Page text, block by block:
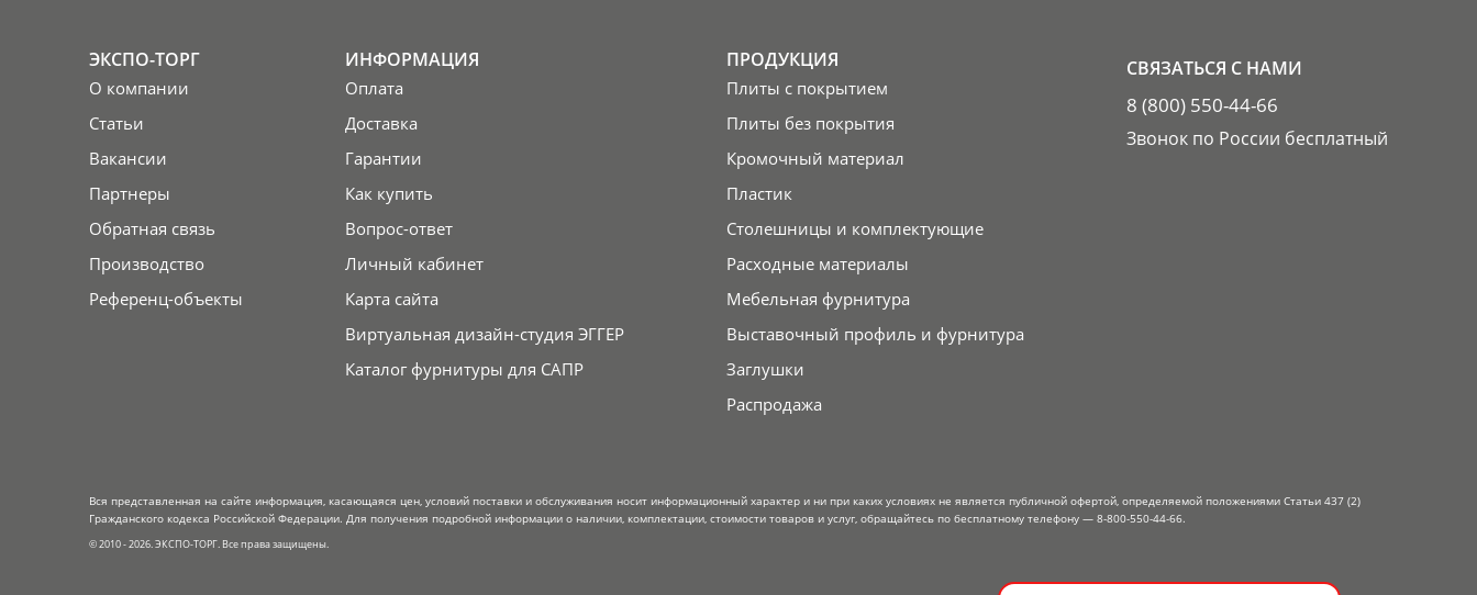
ЭКСПО-ТОРГ
О компании
Статьи
Вакансии
Партнеры
Обратная связь
Производство
Референц-объекты
ИНФОРМАЦИЯ
Оплата
Доставка
Гарантии
Как купить
Вопрос-ответ
Личный кабинет
Карта сайта
Виртуальная дизайн-студия ЭГГЕР
Каталог фурнитуры для САПР
ПРОДУКЦИЯ
Плиты с покрытием
Плиты без покрытия
Кромочный материал
Пластик
Столешницы и комплектующие
Расходные материалы
Мебельная фурнитура
Выставочный профиль и фурнитура
Заглушки
Распродажа
СВЯЗАТЬСЯ С НАМИ
8 (800) 550-44-66
Звонок по России бесплатный
Вся представленная на сайте информация, касающаяся цен, условий поставки и обслуживания носит информационный характер и ни при каких условиях не является публичной офертой, определяемой положениями Статьи 437 (2)
Гражданского кодекса Российской Федерации. Для получения подробной информации о наличии, комплектации, стоимости товаров и услуг, обращайтесь по бесплатному телефону — 8-800-550-44-66.
© 2010 - 2026. ЭКСПО-ТОРГ. Все права защищены.